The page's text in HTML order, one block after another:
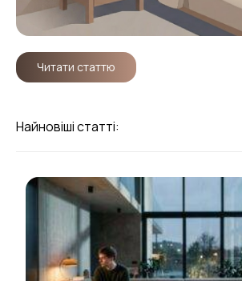
Читати статтю
Найновіші статті: